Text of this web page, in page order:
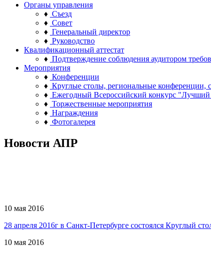
Органы управления
♦ Съезд
♦ Совет
♦ Генеральный директор
♦ Руководство
Квалификационный аттестат
♦ Подтверждение соблюдения аудитором
Мероприятия
♦ Конференции
♦ Круглые столы, региональные конференции,
♦ Ежегодный Всероссийский конкурс "Лучший
♦ Торжественные мероприятия
♦ Награждения
♦ Фотогалерея
Новости АПР
10 мая 2016
28 апреля 2016г в Санкт-Петербурге состоялся Круглый
10 мая 2016